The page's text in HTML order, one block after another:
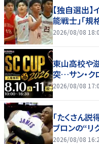
【独自選出
能戦士」「規
2026/08/08
東山高校や
突…サン・ク
2026/08/08
「たくさん説
ブロンの“リ
2026/08/08